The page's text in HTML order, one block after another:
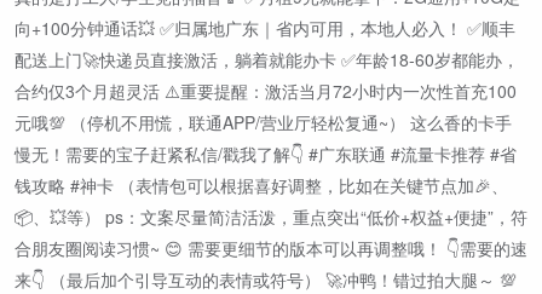
向+100分钟通话💥 ✅归属地广东｜省内可用，本地人必入！ ✅顺丰
配送上门🚀快递员直接激活，躺着就能办卡 ✅年龄18-60岁都能办，
合约仅3个月超灵活 ⚠️重要提醒：激活当月72小时内一次性首充100
元哦💯 （停机不用慌，联通APP/营业厅轻松复通~） 这么香的卡手
慢无！需要的宝子赶紧私信/戳我了解👇 #广东联通 #流量卡推荐 #省
钱攻略 #神卡 （表情包可以根据喜好调整，比如在关键节点加🎉、
📦、💥等） ps：文案尽量简洁活泼，重点突出“低价+权益+便捷”，符
合朋友圈阅读习惯~ 😊 需要更细节的版本可以再调整哦！ 👇需要的速
来👇 （最后加个引导互动的表情或符号） 🚀冲鸭！错过拍大腿～ 💯